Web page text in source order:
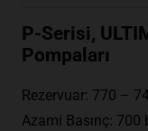
P-Serisi,
Pompaları
Rezervuar: 770 –
Azami Basınç: